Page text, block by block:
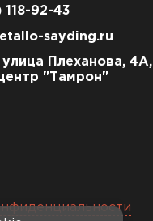
118-92-43
sayding.ru
улица Плеханова, 4А,
"Тамрон"